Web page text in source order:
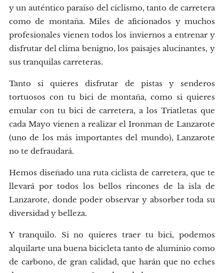
y un auténtico paraíso del ciclismo, tanto de carretera
como de montaña. Miles de aficionados y muchos
profesionales vienen todos los inviernos a entrenar y
disfrutar del clima benigno, los paisajes alucinantes, y
sus tranquilas carreteras.
Tanto si quieres disfrutar de pistas y senderos
tortuosos con tu bici de montaña, como si quieres
emular con tu bici de carretera, a los Triatletas que
cada Mayo vienen a realizar el Ironman de Lanzarote
(uno de los más importantes del mundo), Lanzarote
no te defraudará.
Hemos diseñado una ruta ciclista de carretera, que te
llevará por todos los bellos rincones de la isla de
Lanzarote, donde poder observar y absorber toda su
diversidad y belleza.
Y tranquilo. Si no quieres traer tu bici, podemos
alquilarte una buena bicicleta tanto de aluminio como
de carbono, de gran calidad, que harán que no eches